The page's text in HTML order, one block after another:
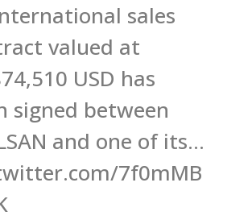
sales
valued at
USD has
signed between
and one of its…
7f0mMB